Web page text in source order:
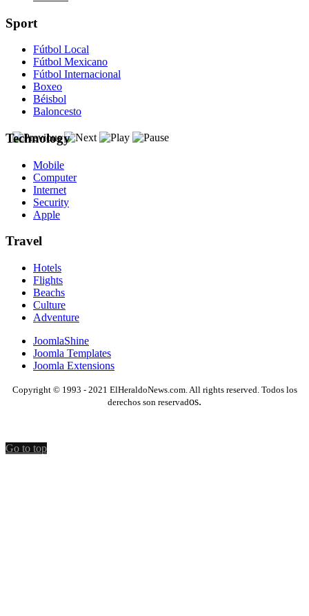
Sport
Fútbol Local
Fútbol Mexicano
Fútbol Internacional
Boxeo
Béisbol
Baloncesto
Technology
Mobile
Computer
Internet
Security
Apple
Travel
Hotels
Flights
Beachs
Culture
Adventure
JoomlaShine
Joomla Templates
Joomla Extensions
Copyright © 1993 - 2021 ElHeraldoNews.com. All rights reserved. Todos los
derechos son reservados.
Go to top